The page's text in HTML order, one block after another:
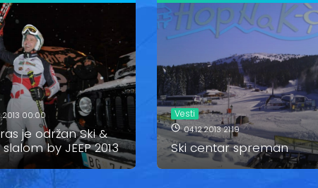
00:00
je održan Ski &
by JEEP 2013
Vesti
04.12.2013 21:19
Ski centar spreman